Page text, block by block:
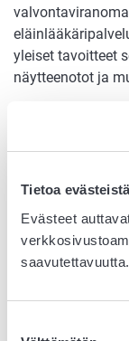
Tietoa
Evästeet
saavutettavuutta.
yleiset tavoitteet
näytteenotot ja
EHO on osa
valtakunnallista
monivuotista
- 2023
2015-2024(pdf)